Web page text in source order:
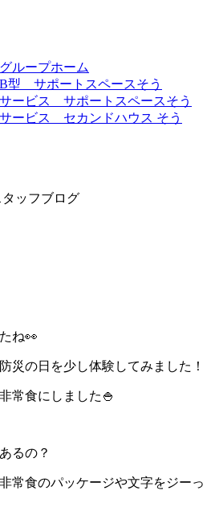
ループホーム
型 サポートスペースそう
ービス サポートスペースそう
ービス セカンドハウス そう
タッフブログ
ね👀
災の日を少し体験してみました！
常食にしました🍚
るの？
常食のパッケージや文字をジーっ